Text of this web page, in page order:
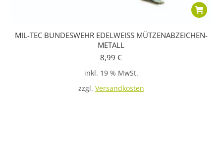
MIL-TEC BUNDESWEHR EDELWEISS MÜTZENABZEICHEN-
METALL
8,99 €
inkl. 19 % MwSt.
zzgl. Versandkosten